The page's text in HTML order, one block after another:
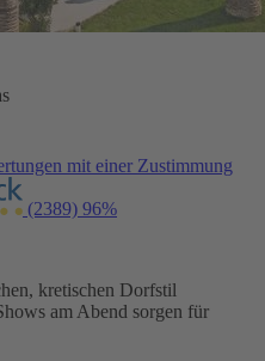
mit einer Zustimmung
(2389) 96%
kretischen Dorfstil
am Abend sorgen für